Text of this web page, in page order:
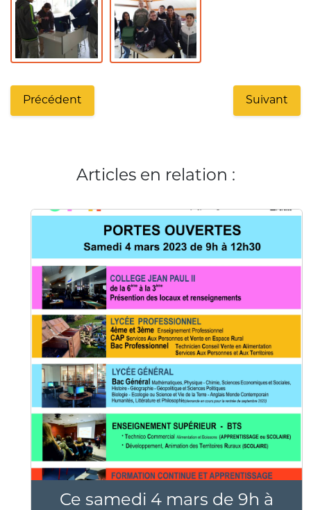
Précédent Suivant
Articles en relation :
Ce samedi 4 mars de 9h à